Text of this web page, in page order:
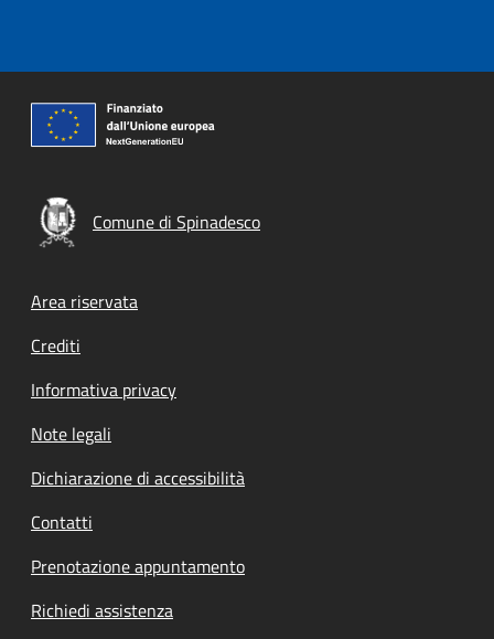
Comune di Spinadesco
Footer menu
Area riservata
Crediti
Informativa privacy
Note legali
Dichiarazione di accessibilità
Contatti
Prenotazione appuntamento
Richiedi assistenza